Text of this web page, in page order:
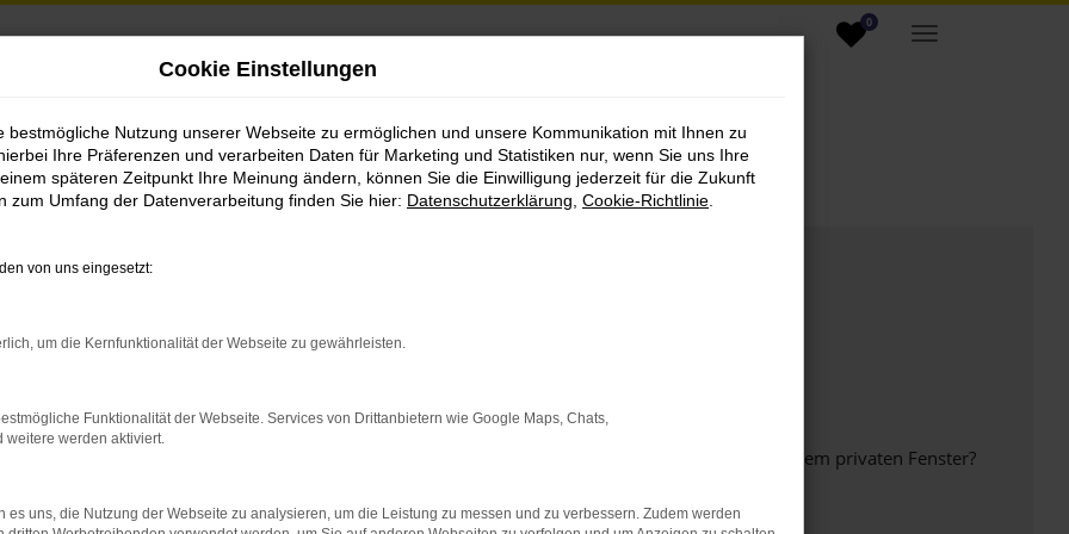
0
bestimmter Seiten verhindern. Funktioniert die Seite in einem anderen Browser oder in einem privaten Fenster?
beheben.
Cookie Einstellungen
bestmögliche Nutzung unserer Webseite zu ermöglichen und unsere Kommunikation mit Ihnen zu
Ihre Präferenzen und verarbeiten Daten für Marketing und Statistiken nur, wenn Sie uns Ihre
späteren Zeitpunkt Ihre Meinung ändern, können Sie die Einwilligung jederzeit für die Zukunft
zum Umfang der Datenverarbeitung finden Sie hier: Datenschutzerklärung Cookie-Richtlinie
von uns eingesetzt:
um die Kernfunktionalität der Webseite zu gewährleisten.
Funktionalität der Webseite. Services von Drittanbietern wie Google Maps, Chats,
weitere werden aktiviert.
es uns, die Nutzung der Webseite zu analysieren, um die Leistung zu messen und zu verbessern. Zudem werden